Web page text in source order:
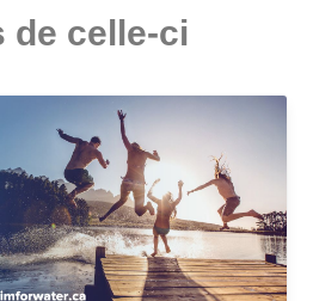
de celle-ci